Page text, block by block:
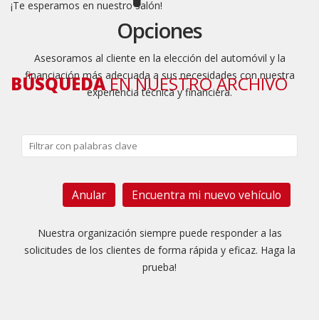
Opciones
Asesoramos al cliente en la elección del automóvil y la
financiación más adecuada a sus necesidades con nuestra
experiencia técnica y financiera.
Rendimiento
Nuestra organización siempre puede responder a las
solicitudes de los clientes de forma rápida y eficaz. Haga la
prueba!
¡Te esperamos en nuestro salón!
BÚSQUEDAEN NUESTRO ARCHIVO
Anular